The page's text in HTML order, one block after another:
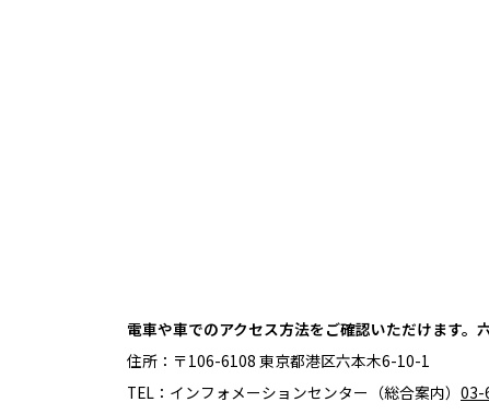
電車や車でのアクセス方法をご確認いただけます。
住所：〒106-6108 東京都港区六本木6-10-1
TEL：インフォメーションセンター（総合案内） 03-